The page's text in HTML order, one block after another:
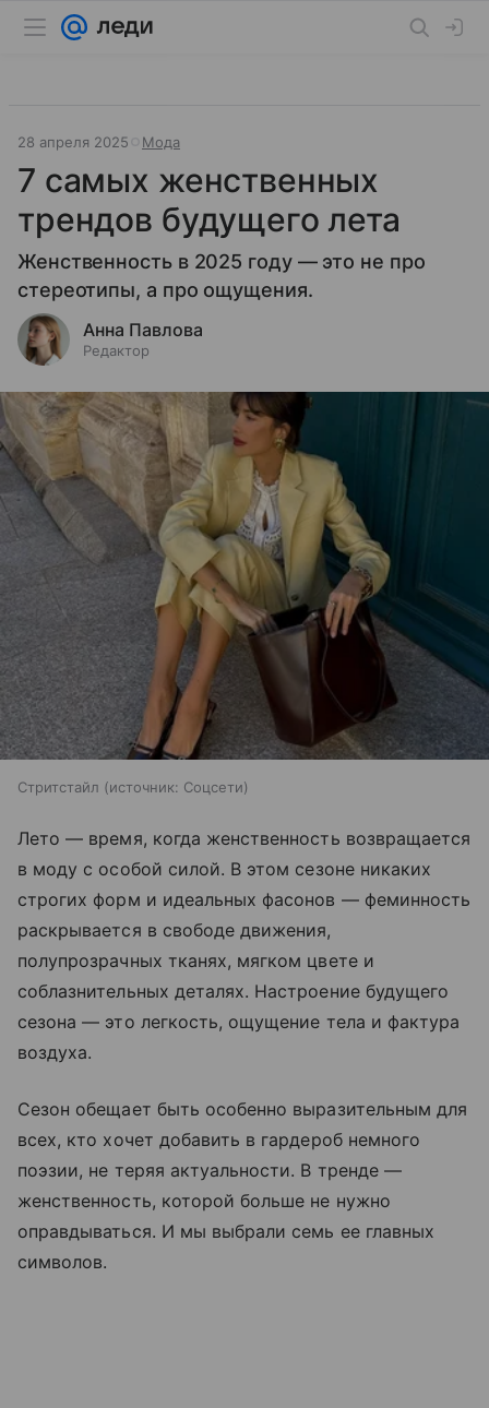
28 апреля 2025 Мода
7 самых женственных
трендов будущего лета
Женственность в 2025 году — это не про
стереотипы, а про ощущения.
Анна Павлова
Редактор
Стритстайл источник: Соцсети
Лето — время, когда женственность возвращается
в моду с особой силой. В этом сезоне никаких
строгих форм и идеальных фасонов — феминность
раскрывается в свободе движения,
полупрозрачных тканях, мягком цвете и
соблазнительных деталях. Настроение будущего
сезона — это легкость, ощущение тела и фактура
воздуха.
Сезон обещает быть особенно выразительным для
всех, кто хочет добавить в гардероб немного
поэзии, не теряя актуальности. В тренде —
женственность, которой больше не нужно
оправдываться. И мы выбрали семь ее главных
символов.